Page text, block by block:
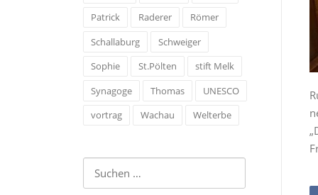
Patrick
Raderer
Römer
Schallaburg
Schweiger
Sophie
St.Pölten
stift Melk
Synagoge
Thomas
UNESCO
vortrag
Wachau Welterbe
Suchen